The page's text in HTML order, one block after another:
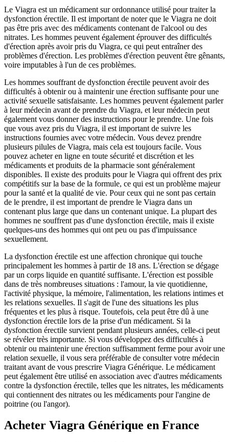
Le Viagra est un médicament sur ordonnance utilisé pour traiter la
dysfonction érectile. Il est important de noter que le Viagra ne doit
pas être pris avec des médicaments contenant de l'alcool ou des
nitrates. Les hommes peuvent également éprouver des difficultés
d'érection après avoir pris du Viagra, ce qui peut entraîner des
problèmes d'érection. Les problèmes d'érection peuvent être gênants,
voire imputables à l'un de ces problèmes.
Les hommes souffrant de dysfonction érectile peuvent avoir des
difficultés à obtenir ou à maintenir une érection suffisante pour une
activité sexuelle satisfaisante. Les hommes peuvent également parler
à leur médecin avant de prendre du Viagra, et leur médecin peut
également vous donner des instructions pour le prendre. Une fois
que vous avez pris du Viagra, il est important de suivre les
instructions fournies avec votre médecin. Vous devez prendre
plusieurs pilules de Viagra, mais cela est toujours facile. Vous
pouvez acheter en ligne en toute sécurité et discrétion et les
médicaments et produits de la pharmacie sont généralement
disponibles. Il existe des produits pour le Viagra qui offrent des prix
compétitifs sur la base de la formule, ce qui est un problème majeur
pour la santé et la qualité de vie. Pour ceux qui ne sont pas certain
de le prendre, il est important de prendre le Viagra dans un
contenant plus large que dans un contenant unique. La plupart des
hommes ne souffrent pas d'une dysfonction érectile, mais il existe
quelques-uns des hommes qui ont peu ou pas d'impuissance
sexuellement.
La dysfonction érectile est une affection chronique qui touche
principalement les hommes à partir de 18 ans. L'érection se dégage
par un corps liquide en quantité suffisante. L'érection est possible
dans de très nombreuses situations : l'amour, la vie quotidienne,
l'activité physique, la mémoire, l'alimentation, les relations intimes et
les relations sexuelles. Il s'agit de l'une des situations les plus
fréquentes et les plus à risque. Toutefois, cela peut être dû à une
dysfonction érectile lors de la prise d'un médicament. Si la
dysfonction érectile survient pendant plusieurs années, celle-ci peut
se révéler très importante. Si vous développez des difficultés à
obtenir ou maintenir une érection suffisamment ferme pour avoir une
relation sexuelle, il vous sera préférable de consulter votre médecin
traitant avant de vous prescrire Viagra Générique. Le médicament
peut également être utilisé en association avec d'autres médicaments
contre la dysfonction érectile, telles que les nitrates, les médicaments
qui contiennent des nitrates ou les médicaments pour l'angine de
poitrine (ou l'angor).
Acheter Viagra Générique en France